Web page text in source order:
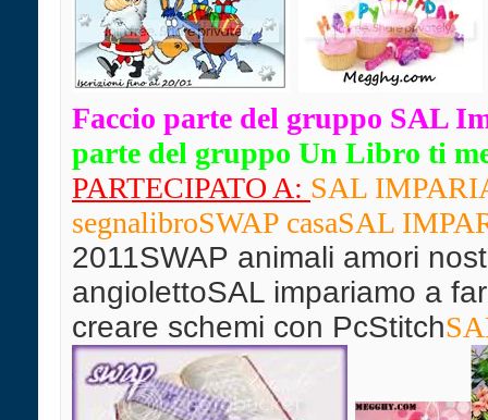
Faccio parte del gruppo SAL
parte del gruppo Un Libro ti
PARTECIPATO A: SAL
segnalibroSWAP casaSAL
2011SWAP animali amori
angiolettoSAL impariamo a
creare schemi con PcStitch